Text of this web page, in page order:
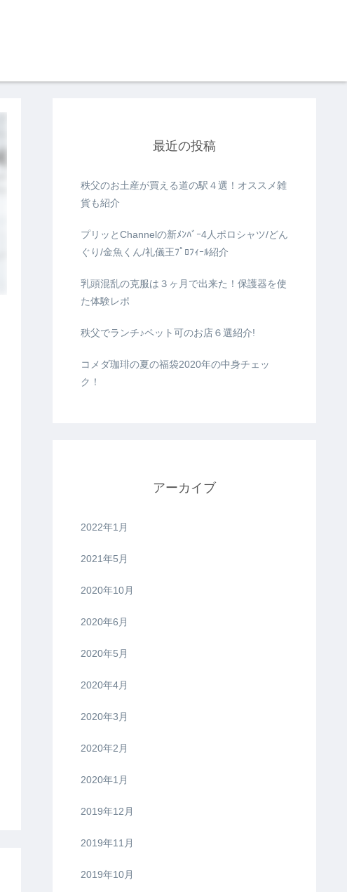
最近の投稿
秩父のお土産が買える道の駅４選！オススメ雑
貨も紹介
プリッとChannelの新ﾒﾝﾊﾞｰ4人ポロシャツ/どん
ぐり/金魚くん/礼儀王ﾌﾟﾛﾌｨｰﾙ紹介
乳頭混乱の克服は３ヶ月で出来た！保護器を使
た体験レポ
秩父でランチ♪ペット可のお店６選紹介!
コメダ珈琲の夏の福袋2020年の中身チェッ
ク！
アーカイブ
2022年1月
2021年5月
2020年10月
2020年6月
2020年5月
2020年4月
2020年3月
2020年2月
2020年1月
2019年12月
2019年11月
2019年10月